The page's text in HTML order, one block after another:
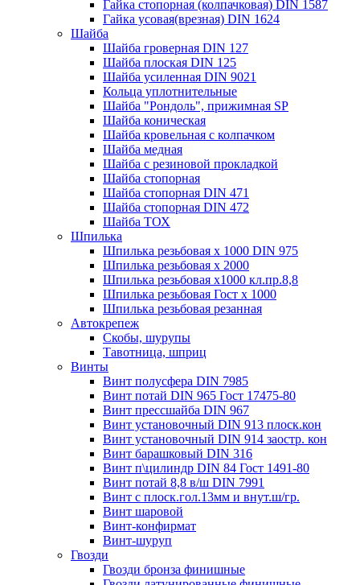
Гайка стопорная (колпачковая) DIN 1587
Гайка усовая(врезная) DIN 1624
Шайба
Шайба гроверная DIN 127
Шайба плоская DIN 125
Шайба усиленная DIN 9021
Кольца уплотнительные
Шайба "Рондоль", прижимная SP
Шайба коническая
Шайба кровельная с колпачком
Шайба медная
Шайба с резиновой прокладкой
Шайба стопорная
Шайба стопорная DIN 471
Шайба стопорная DIN 472
Шайба ТОХ
Шпилька
Шпилька резьбовая х 1000 DIN 975
Шпилька резьбовая х 2000
Шпилька резьбовая х1000 кл.пр.8,8
Шпилька резьбовая Гост х 1000
Шпилька резьбовая резанная
Автокрепеж
Скобы, шурупы
Тавотница, шприц
Винты
Винт полусфера DIN 7985
Винт потай DIN 965 Гост 17475-80
Винт прессшайба DIN 967
Винт установочный DIN 913 плоск.кон
Винт установочный DIN 914 заостр. кон
Винт барашковый DIN 316
Винт п\цилиндр DIN 84 Гост 1491-80
Винт потай 8,8 в/ш DIN 7991
Винт с плоск.гол.13мм и внут.ш/гр.
Винт шаровой
Винт-конфирмат
Винт-шуруп
Гвозди
Гвозди бронза финишные